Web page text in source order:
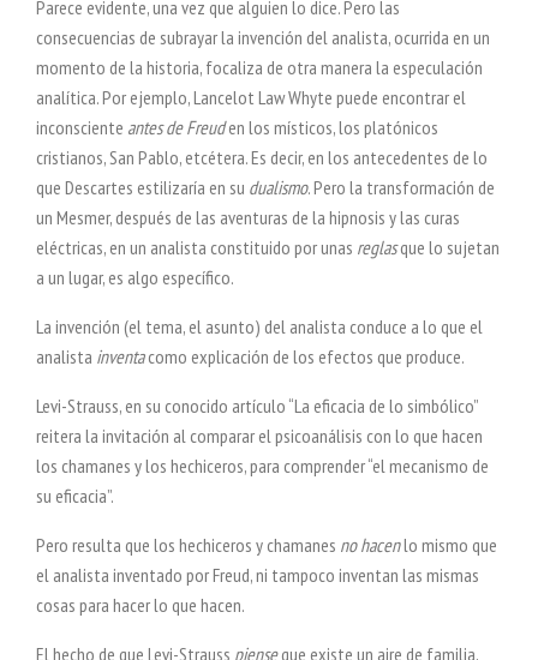
Parece evidente, una vez que alguien lo dice. Pero las
consecuencias de subrayar la invención del analista, ocurrida en un
momento de la historia, focaliza de otra manera la especulación
analítica. Por ejemplo, Lancelot Law Whyte puede encontrar el
inconsciente antes de Freuden los místicos, los platónicos
cristianos, San Pablo, etcétera. Es decir, en los antecedentes de lo
que Descartes estilizaría en su dualismo. Pero la transformación de
un Mesmer, después de las aventuras de la hipnosis y las curas
eléctricas, en un analista constituido por unas reglasque lo sujetan
a un lugar, es algo específico.
La invención (el tema, el asunto) del analista conduce a lo que el
analista inventacomo explicación de los efectos que produce.
Levi-Strauss, en su conocido artículo “La eficacia de lo simbólico”
reitera la invitación al comparar el psicoanálisis con lo que hacen
los chamanes y los hechiceros, para comprender “el mecanismo de
su eficacia”.
Pero resulta que los hechiceros y chamanes no hacenlo mismo que
el analista inventado por Freud, ni tampoco inventan las mismas
cosas para hacer lo que hacen.
El hecho de que Levi-Strauss pienseque existe un aire de familia,